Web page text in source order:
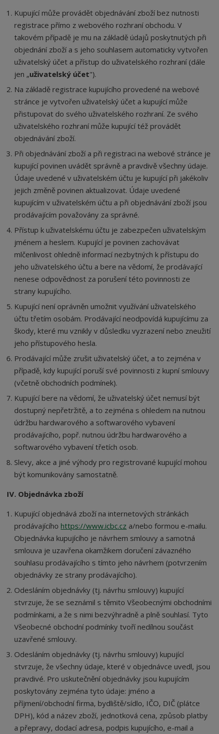
Kupující může provádět objednávání zboží bez nutnosti
registrace přímo z webového rozhraní obchodu. V
takovém případě je mu na základě údajů poskytnutých při
objednání zboží a s jeho souhlasem automaticky vytvořen
uživatelský účet a přístup do uživatelského rozhraní (dále
jen „uživatelský účet").
Na základě registrace kupujícího provedené na webové
stránce je vytvořen uživatelský účet a kupující může
přistupovat do svého uživatelského rozhraní. Ze svého
uživatelského rozhraní může kupující též provádět
objednávání zboží.
Při objednávání zboží a při registraci na webové stránce je
kupující povinen uvádět správně a pravdivě všechny údaje.
Údaje uvedené v uživatelském účtu je kupující při jakékoliv
jejich změně povinen aktualizovat. Údaje uvedené
kupujícím v uživatelském účtu a při objednávání zboží jsou
prodávajícím považovány za správné.
Přístup k uživatelskému účtu je zabezpečen uživatelským
jménem a heslem. Kupující je povinen zachovávat
mlčenlivost ohledně informací nezbytných k přístupu do
jeho uživatelského účtu a bere na vědomí, že prodávající
nenese odpovědnost za porušení této povinnosti ze
strany kupujícího.
Kupující není oprávněn umožnit využívání uživatelského
účtu třetím osobám. Prodávající neodpovídá kupujícímu za
škody, které mu vznikly v důsledku vyzrazení nebo zneužití
jeho přístupového hesla.
Prodávající může zrušit uživatelský účet, a to zejména v
případě, kdy kupující poruší své povinnosti z kupní smlouvy
(včetně obchodních podmínek).
Kupující bere na vědomí, že uživatelský účet nemusí být
dostupný nepřetržitě, a to zejména s ohledem na nutnou
údržbu hardwarového a softwarového vybavení
prodávajícího, popř. nutnou údržbu hardwarového a
softwarového vybavení třetích osob.
Slevy, akce a jiné výhody pro registrované kupující mohou
být komunikovány samostatně.
IV. Objednávka zboží
Kupující objednává zboží na internetových stránkách
prodávajícíhohttps://www.icbc.cz a/nebo formou e-mailu.
Objednávka kupujícího je návrhem smlouvy a samotná
smlouva je uzavřena okamžikem doručení závazného
souhlasu prodávajícího s tímto jeho návrhem (potvrzením
objednávky ze strany prodávajícího).
Odesláním objednávky (tj. návrhu smlouvy) kupující
stvrzuje, že se seznámil s těmito Všeobecnými obchodními
podmínkami, a že s nimi bezvýhradně a plně souhlasí. Tyto
Všeobecné obchodní podmínky tvoří nedílnou součást
uzavřené smlouvy.
Odesláním objednávky (tj. návrhu smlouvy) kupující
stvrzuje, že všechny údaje, které v objednávce uvedl, jsou
pravdivé. Pro uskutečnění objednávky jsou kupujícím
poskytovány zejména tyto údaje: jméno a
příjmení/obchodní firma, bydliště/sídlo, IČO, DIČ (plátce
DPH), kód a název zboží, jednotková cena, způsob platby
a přepravy, dodací adresa, podpis kupujícího, e-mail a